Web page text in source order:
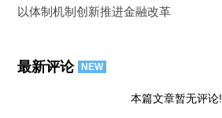
以体制机制创新推进金融改革
最新评论 NEW
本篇文章暂无评论!